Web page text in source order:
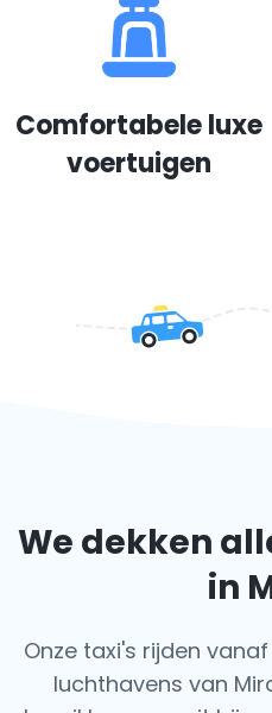
Comfortabele luxe
voertuigen
We dekken
in
Onze taxi's rijden
luchthavens van